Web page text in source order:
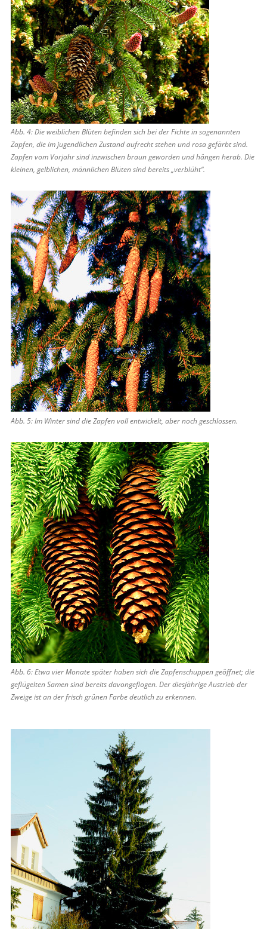
Abb. 4: Die weiblichen Blüten befinden sich bei der Fichte in sogenannten
Zapfen, die im jugendlichen Zustand aufrecht stehen und rosa gefärbt sind.
Zapfen vom Vorjahr sind inzwischen braun geworden und hängen herab. Die
kleinen, gelblichen, männlichen Blüten sind bereits „verblüht“.
Abb. 5: Im Winter sind die Zapfen voll entwickelt, aber noch geschlossen.
Abb. 6: Etwa vier Monate später haben sich die Zapfenschuppen geöffnet; die
geflügelten Samen sind bereits davongeflogen. Der diesjährige Austrieb der
Zweige ist an der frisch grünen Farbe deutlich zu erkennen.